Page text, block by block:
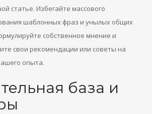
статье. Избегайте массового
шаблонных фраз и унылых общих
собственное мнение и
свои рекомендации или советы на
опыта.
база и